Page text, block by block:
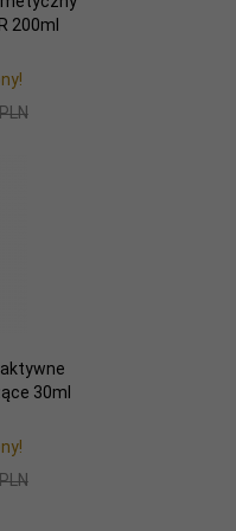
200ml
30ml